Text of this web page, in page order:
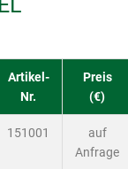
Artikel-
Nr.
Preis
(€)
151001
auf
Anfrage